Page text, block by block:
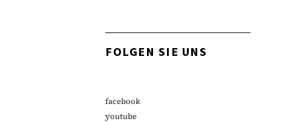
FOLGEN SIE UNS
facebook
youtube